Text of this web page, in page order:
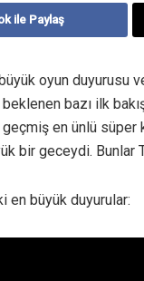
ile Paylaş
oyun duyurusu
bazı ilk
en ünlü
bir geceydi. Bunlar
en büyük duyurular: